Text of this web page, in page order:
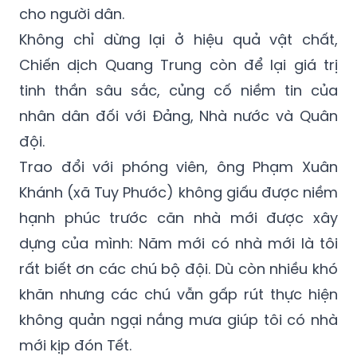
cho người dân.
Không chỉ dừng lại ở hiệu quả vật chất,
Chiến dịch Quang Trung còn để lại giá trị
tinh thần sâu sắc, củng cố niềm tin của
nhân dân đối với Đảng, Nhà nước và Quân
đội.
Trao đổi với phóng viên, ông Phạm Xuân
Khánh (xã Tuy Phước) không giấu được niềm
hạnh phúc trước căn nhà mới được xây
dựng của mình: Năm mới có nhà mới là tôi
rất biết ơn các chú bộ đội. Dù còn nhiều khó
khăn nhưng các chú vẫn gấp rút thực hiện
không quản ngại nắng mưa giúp tôi có nhà
mới kịp đón Tết.